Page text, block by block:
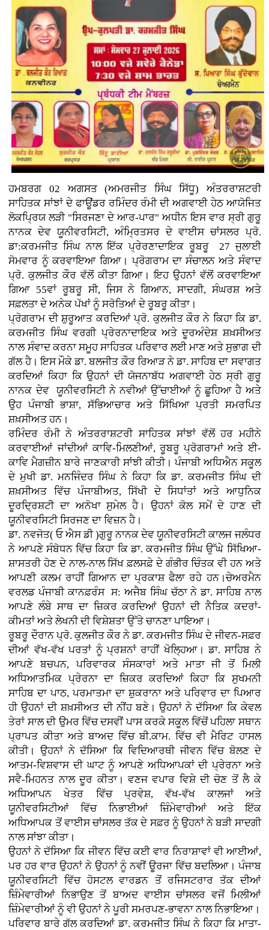
ਹਮਬਰਗ 02 ਅਗਸਤ (ਅਮਰਜੀਤ ਸਿੰਘ ਸਿੱਧੂ) ਅੰਤਰਰਾਸ਼ਟਰੀ
ਸਾਹਿਤਕ ਸਾਂਝਾਂ ਦੇ ਫਾਊਂਡਰ ਰਮਿੰਦਰ ਰੰਮੀ ਦੀ ਅਗਵਾਈ ਹੇਠ ਆਯੋਜਿਤ
ਲੋਕਪ੍ਰਿਯ ਲੜੀ "ਸਿਰਜਣਾ ਦੇ ਆਰ-ਪਾਰ" ਅਧੀਨ ਇਸ ਵਾਰ ਸ੍ਰੀ ਗੁਰੂ
ਨਾਨਕ ਦੇਵ ਯੂਨੀਵਰਸਿਟੀ, ਅੰਮ੍ਰਿਤਸਰ ਦੇ ਵਾਈਸ ਚਾਂਸਲਰ ਪ੍ਰੋ.
ਡਾ:ਕਰਮਜੀਤ ਸਿੰਘ ਨਾਲ ਇੱਕ ਪ੍ਰੇਰਣਾਦਾਇਕ ਰੂਬਰੂ 27 ਜੁਲਾਈ
ਸੋਮਵਾਰ ਨੂੰ ਕਰਵਾਇਆ ਗਿਆ। ਪ੍ਰੋਗਰਾਮ ਦਾ ਸੰਚਾਲਨ ਅਤੇ ਸੰਵਾਦ
ਪ੍ਰੋ. ਕੁਲਜੀਤ ਕੌਰ ਵੱਲੋਂ ਕੀਤਾ ਗਿਆ। ਇਹ ਉਹਨਾਂ ਵੱਲੋਂ ਕਰਵਾਇਆ
ਗਿਆ 55ਵਾਂ ਰੂਬਰੂ ਸੀ, ਜਿਸ ਨੇ ਗਿਆਨ, ਸਾਦਗੀ, ਸੰਘਰਸ਼ ਅਤੇ
ਸਫ਼ਲਤਾ ਦੇ ਅਨੇਕ ਪੱਖਾਂ ਨੂੰ ਸਰੋਤਿਆਂ ਦੇ ਰੂਬਰੂ ਕੀਤਾ।
ਪ੍ਰੋਗਰਾਮ ਦੀ ਸ਼ੁਰੂਆਤ ਕਰਦਿਆਂ ਪ੍ਰੋ. ਕੁਲਜੀਤ ਕੌਰ ਨੇ ਕਿਹਾ ਕਿ ਡਾ.
ਕਰਮਜੀਤ ਸਿੰਘ ਵਰਗੀ ਪ੍ਰੇਰਨਾਦਾਇਕ ਅਤੇ ਦੂਰਅੰਦੇਸ਼ ਸ਼ਖ਼ਸੀਅਤ
ਨਾਲ ਸੰਵਾਦ ਕਰਨਾ ਸਮੂਹ ਸਾਹਿਤਕ ਪਰਿਵਾਰ ਲਈ ਮਾਣ ਅਤੇ ਸੁਭਾਗ ਦੀ
ਗੱਲ ਹੈ। ਇਸ ਮੌਕੇ ਡਾ. ਬਲਜੀਤ ਕੌਰ ਰਿਆੜ ਨੇ ਡਾ. ਸਾਹਿਬ ਦਾ ਸਵਾਗਤ
ਕਰਦਿਆਂ ਕਿਹਾ ਕਿ ਉਹਨਾਂ ਦੀ ਯੋਜਨਾਬੱਧ ਅਗਵਾਈ ਹੇਠ ਸ੍ਰੀ ਗੁਰੂ
ਨਾਨਕ ਦੇਵ ਯੂਨੀਵਰਸਿਟੀ ਨੇ ਨਵੀਆਂ ਉੱਚਾਈਆਂ ਨੂੰ ਛੂਹਿਆ ਹੈ ਅਤੇ
ਉਹ ਪੰਜਾਬੀ ਭਾਸ਼ਾ, ਸੱਭਿਆਚਾਰ ਅਤੇ ਸਿੱਖਿਆ ਪ੍ਰਤੀ ਸਮਰਪਿਤ
ਸ਼ਖ਼ਸੀਅਤ ਹਨ।
ਰਮਿੰਦਰ ਰੰਮੀ ਨੇ ਅੰਤਰਰਾਸ਼ਟਰੀ ਸਾਹਿਤਕ ਸਾਂਝਾਂ ਵੱਲੋਂ ਹਰ ਮਹੀਨੇ
ਕਰਵਾਈਆਂ ਜਾਂਦੀਆਂ ਕਾਵਿ-ਮਿਲਣੀਆਂ, ਰੂਬਰੂ ਪ੍ਰੋਗਰਾਮਾਂ ਅਤੇ ਈ-
ਕਾਵਿ ਮੈਗਜ਼ੀਨ ਬਾਰੇ ਜਾਣਕਾਰੀ ਸਾਂਝੀ ਕੀਤੀ। ਪੰਜਾਬੀ ਅਧਿਐਨ ਸਕੂਲ
ਦੇ ਮੁਖੀ ਡਾ. ਮਨਜਿੰਦਰ ਸਿੰਘ ਨੇ ਕਿਹਾ ਕਿ ਡਾ. ਕਰਮਜੀਤ ਸਿੰਘ ਦੀ
ਸ਼ਖ਼ਸੀਅਤ ਵਿੱਚ ਪੰਜਾਬੀਅਤ, ਸਿੱਖੀ ਦੇ ਸਿਧਾਂਤਾਂ ਅਤੇ ਆਧੁਨਿਕ
ਦੂਰਦ੍ਰਿਸ਼ਟੀ ਦਾ ਅਨੋਖਾ ਸੁਮੇਲ ਹੈ। ਉਹਨਾਂ ਕੋਲ ਸਮੇਂ ਦੇ ਹਾਣ ਦੀ
ਯੂਨੀਵਰਸਿਟੀ ਸਿਰਜਣ ਦਾ ਵਿਜ਼ਨ ਹੈ।
ਡਾ. ਨਵਜੋਤ( ਓ ਐਸ ਡੀ )ਗੁਰੂ ਨਾਨਕ ਦੇਵ ਯੂਨੀਵਰਸਿਟੀ ਕਾਲਜ ਜਲੰਧਰ
ਨੇ ਆਪਣੇ ਸੰਬੋਧਨ ਵਿੱਚ ਕਿਹਾ ਕਿ ਡਾ. ਕਰਮਜੀਤ ਸਿੰਘ ਉੱਘੇ ਸਿੱਖਿਆ-
ਸ਼ਾਸਤਰੀ ਹੋਣ ਦੇ ਨਾਲ-ਨਾਲ ਸਿੱਖ ਫ਼ਲਸਫ਼ੇ ਦੇ ਗੰਭੀਰ ਚਿੰਤਕ ਵੀ ਹਨ ਅਤੇ
ਆਪਣੀ ਕਲਮ ਰਾਹੀਂ ਗਿਆਨ ਦਾ ਪ੍ਰਕਾਸ਼ ਫੈਲਾ ਰਹੇ ਹਨ।ਚੇਅਰਮੈਨ
ਵਰਲਡ ਪੰਜਾਬੀ ਕਾਨਫ਼ਰੰਸ ਸ: ਅਜੈਬ ਸਿੰਘ ਚੱਠਾ ਨੇ ਡਾ. ਸਾਹਿਬ ਨਾਲ
ਆਪਣੇ ਲੰਬੇ ਸਾਥ ਦਾ ਜ਼ਿਕਰ ਕਰਦਿਆਂ ਉਹਨਾਂ ਦੀ ਨੈਤਿਕ ਕਦਰਾਂ-
ਕੀਮਤਾਂ ਅਤੇ ਲੇਖਨੀ ਦੀ ਵਿਸ਼ੇਸ਼ਤਾ ਉੱਤੇ ਚਾਨਣਾ ਪਾਇਆ।
ਰੂਬਰੂ ਦੌਰਾਨ ਪ੍ਰੋ. ਕੁਲਜੀਤ ਕੌਰ ਨੇ ਡਾ. ਕਰਮਜੀਤ ਸਿੰਘ ਦੇ ਜੀਵਨ-ਸਫ਼ਰ
ਦੀਆਂ ਵੱਖ-ਵੱਖ ਪਰਤਾਂ ਨੂੰ ਪ੍ਰਸ਼ਨਾਂ ਰਾਹੀਂ ਖੋਲ੍ਹਿਆ। ਡਾ. ਸਾਹਿਬ ਨੇ
ਆਪਣੇ ਬਚਪਨ, ਪਰਿਵਾਰਕ ਸੰਸਕਾਰਾਂ ਅਤੇ ਮਾਤਾ ਜੀ ਤੋਂ ਮਿਲੀ
ਅਧਿਆਤਮਿਕ ਪ੍ਰੇਰਨਾ ਦਾ ਜ਼ਿਕਰ ਕਰਦਿਆਂ ਕਿਹਾ ਕਿ ਸੁਖਮਨੀ
ਸਾਹਿਬ ਦਾ ਪਾਠ, ਪਰਮਾਤਮਾ ਦਾ ਸ਼ੁਕਰਾਨਾ ਅਤੇ ਪਰਿਵਾਰ ਦਾ ਪਿਆਰ
ਹੀ ਉਹਨਾਂ ਦੀ ਸ਼ਖ਼ਸੀਅਤ ਦੀ ਨੀਂਹ ਬਣੇ। ਉਹਨਾਂ ਨੇ ਦੱਸਿਆ ਕਿ ਕੇਵਲ
ਤੇਰਾਂ ਸਾਲ ਦੀ ਉਮਰ ਵਿੱਚ ਦਸਵੀਂ ਪਾਸ ਕਰਕੇ ਸਕੂਲ ਵਿੱਚੋਂ ਪਹਿਲਾ ਸਥਾਨ
ਪ੍ਰਾਪਤ ਕੀਤਾ ਅਤੇ ਬਾਅਦ ਵਿੱਚ ਬੀ.ਕਾਮ. ਵਿੱਚ ਵੀ ਮੈਰਿਟ ਹਾਸਲ
ਕੀਤੀ। ਉਹਨਾਂ ਨੇ ਦੱਸਿਆ ਕਿ ਵਿਦਿਆਰਥੀ ਜੀਵਨ ਵਿੱਚ ਬੋਲਣ ਦੇ
ਆਤਮ-ਵਿਸ਼ਵਾਸ ਦੀ ਘਾਟ ਨੂੰ ਆਪਣੇ ਅਧਿਆਪਕਾਂ ਦੀ ਪ੍ਰੇਰਨਾ ਅਤੇ
ਸਵੈ-ਮਿਹਨਤ ਨਾਲ ਦੂਰ ਕੀਤਾ। ਵਣਜ ਵਪਾਰ ਵਿਸ਼ੇ ਦੀ ਚੋਣ ਤੋਂ ਲੈ ਕੇ
ਅਧਿਆਪਨ ਖੇਤਰ ਵਿੱਚ ਪ੍ਰਵੇਸ਼, ਵੱਖ-ਵੱਖ ਕਾਲਜਾਂ ਅਤੇ
ਯੂਨੀਵਰਸਿਟੀਆਂ ਵਿੱਚ ਨਿਭਾਈਆਂ ਜ਼ਿੰਮੇਵਾਰੀਆਂ ਅਤੇ ਇੱਕ
ਅਧਿਆਪਕ ਤੋਂ ਵਾਈਸ ਚਾਂਸਲਰ ਤੱਕ ਦੇ ਸਫ਼ਰ ਨੂੰ ਉਹਨਾਂ ਨੇ ਬੜੀ ਸਾਦਗੀ
ਨਾਲ ਸਾਂਝਾ ਕੀਤਾ।
ਉਹਨਾਂ ਨੇ ਦੱਸਿਆ ਕਿ ਜੀਵਨ ਵਿੱਚ ਕਈ ਵਾਰ ਨਿਰਾਸ਼ਾਵਾਂ ਵੀ ਆਈਆਂ,
ਪਰ ਹਰ ਵਾਰ ਉਹਨਾਂ ਨੇ ਉਹਨਾਂ ਨੂੰ ਨਵੀਂ ਊਰਜਾ ਵਿੱਚ ਬਦਲਿਆ। ਪੰਜਾਬ
ਯੂਨੀਵਰਸਿਟੀ ਵਿੱਚ ਹੋਸਟਲ ਵਾਰਡਨ ਤੋਂ ਰਜਿਸਟਰਾਰ ਤੱਕ ਦੀਆਂ
ਜ਼ਿੰਮੇਵਾਰੀਆਂ ਨਿਭਾਉਣ ਤੋਂ ਬਾਅਦ ਵਾਈਸ ਚਾਂਸਲਰ ਵਜੋਂ ਮਿਲੀਆਂ
ਜ਼ਿੰਮੇਵਾਰੀਆਂ ਨੂੰ ਵੀ ਉਹਨਾਂ ਨੇ ਪੂਰੀ ਸਮਰਪਣ-ਭਾਵਨਾ ਨਾਲ ਨਿਭਾਇਆ।
ਪਰਿਵਾਰ ਬਾਰੇ ਗੱਲ ਕਰਦਿਆਂ ਡਾ. ਕਰਮਜੀਤ ਸਿੰਘ ਨੇ ਕਿਹਾ ਕਿ ਮਾਤਾ-